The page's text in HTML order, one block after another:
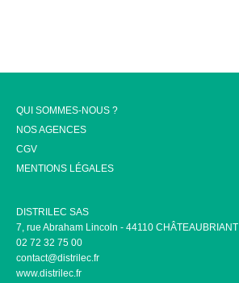
QUI SOMMES-NOUS ?
NOS AGENCES
CGV
MENTIONS LÉGALES
DISTRILEC SAS
7, rue Abraham Lincoln - 44110 CHÂTEAUBRIANT
02 72 32 75 00
contact@distrilec.fr
www.distrilec.fr